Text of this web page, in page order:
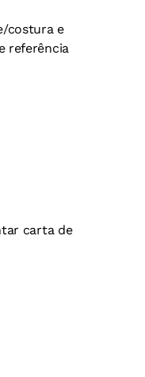
costura e
referência
carta de